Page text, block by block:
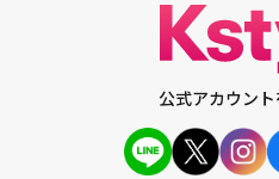
公式アカウント